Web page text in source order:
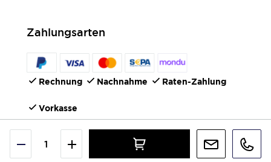
Zahlungsarten
Rechnung Nachnahme Raten-Zahlung
Vorkasse
FOLGEN SIE UNS